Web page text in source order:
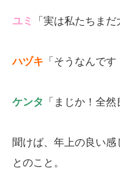
ユミ 「実は私たちま
ハヅキ 「そうなんです
ケンタ 「まじか！全然
聞けば、年上の良い
とのこと。